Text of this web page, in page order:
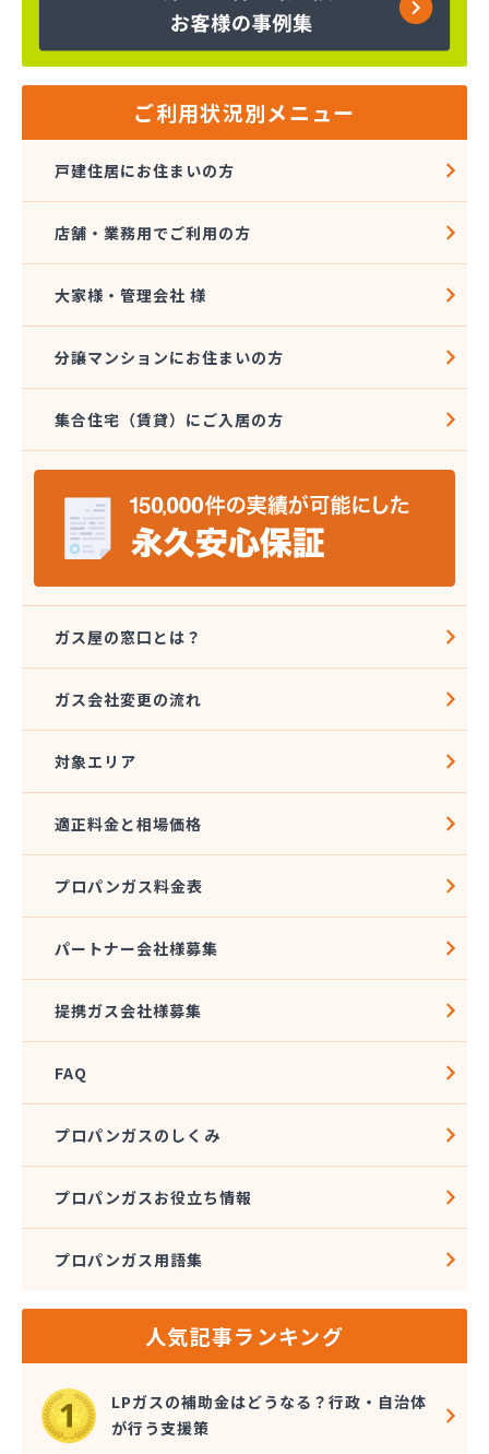
株式会社エネサンス 東北花京院オートガススタン
ド
株式会社エネサンス 東北仙台支店
株式会社エネサンス 東北南仙台支店
株式会社オオタガス設備
株式会社カシコ
株式会社ガス＆ライフ
株式会社ガスパル 仙台東販売所
株式会社コープエナジー東北
株式会社トキワ 東北支店 ガスグループ南店
株式会社ヌマタ
株式会社バーシティハウス
株式会社ホラグチ
株式会社ミツウロコヴェッセル 東北石巻店
株式会社ミツウロコヴェッセル 東北仙台店
株式会社ヤマボシ渡辺商店
株式会社やまもとや商店
株式会社永沼
株式会社塩釜商会
株式会社岡部商店
株式会社岩城屋商店 ガスセンター
株式会社菊地安兵衛商店
株式会社光商会宮城
株式会社光和設備
株式会社高須賀商店
株式会社三陸ガス
株式会社志たかぢや 佐沼営業所
株式会社小松商店
株式会社植野商店
株式会社針生
株式会社赤間商会
株式会社設備センター
株式会社仙塩ホームサービス
株式会社千代田仙台営業所
株式会社鶴見屋商店 仙台LPＧスタンド
株式会社鶴見屋商店 増田営業所
株式会社田沼酸素商会
株式会社那須平商店
株式会社二葉燃料
ご利用状況別メニュー
戸建住居にお住まいの方
店舗・業務用でご利用の方
大家様・管理会社 様
分譲マンションにお住まいの方
集合住宅（賃貸）にご入居の方
ガス屋の窓口とは？
ガス会社変更の流れ
対象エリア
適正料金と相場価格
プロパンガス料金表
パートナー会社様募集
提携ガス会社様募集
FAQ
プロパンガスのしくみ
プロパンガスお役立ち情報
プロパンガス用語集
人気記事ランキング
LPガスの補助金はどうなる？行政・自治体
が行う支援策